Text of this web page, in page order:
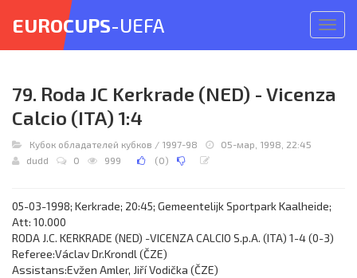
меню
EUROCUPS-UEFA
79. Roda JC Kerkrade (NED) - Vicenza
Calcio (ITA) 1:4
Кубок обладателей кубков / 1997-98
05-мар, 1998, 22:45
dudd
0 999 (0)
05-03-1998; Kerkrade; 20:45; Gemeentelijk Sportpark Kaalheide;
Att: 10.000
RODA J.C. KERKRADE (NED) -VICENZA CALCIO S.p.A. (ITA) 1-4 (0-3)
Referee:Václav Dr.Krondl (ČZE)
Assistans:Evžen Amler, Jiří Vodička (ČZE)